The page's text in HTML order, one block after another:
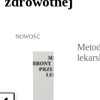
Przejdź do: Metodyka
NOWOŚĆ